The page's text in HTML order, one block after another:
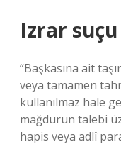
Izrar
“Başkasına ait
veya tamamen
kullanılmaz hale
mağdurun talebi
hapis veya adlî